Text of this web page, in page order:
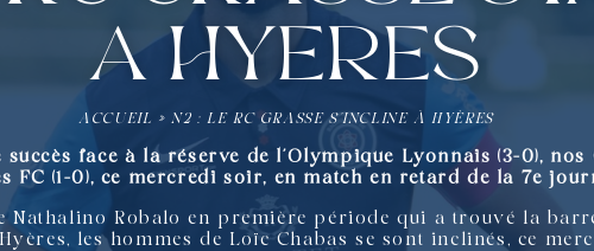
à Hyères
ACCUEIL »N2 : LE RC GRASSE S’INCLINE À HYÈRES
face à la réserve de l’Olympique Lyonnais (3-0),
FC (1-0), ce mercredi soir, en match en retard de la 7e
Nathalino Robalo en première période qui a trouvé la
les hommes de Loïc Chabas se sont inclinés, ce